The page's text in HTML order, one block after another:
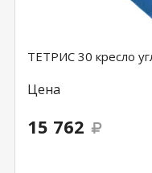
ТЕТРИС 30 кресло
Цена
15 762